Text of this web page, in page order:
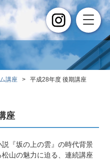
講座> 平成28年度 後期講座
座
『坂の上の雲』の時代背景
山の魅力に迫る、連続講座